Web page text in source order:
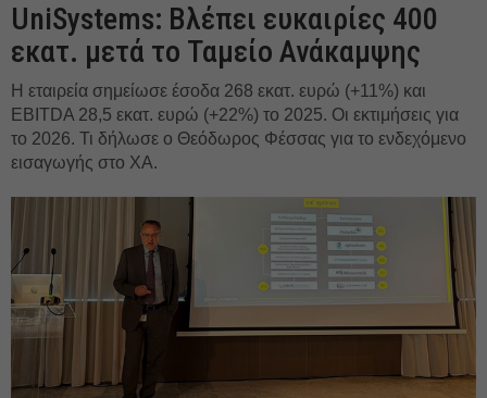
UniSystems: Βλέπει ευκαιρίες 400
εκατ. μετά το Ταμείο Ανάκαμψης
Η εταιρεία σημείωσε έσοδα 268 εκατ. ευρώ (+11%) και
EBITDA 28,5 εκατ. ευρώ (+22%) το 2025. Οι εκτιμήσεις για
το 2026. Τι δήλωσε ο Θεόδωρος Φέσσας για το ενδεχόμενο
εισαγωγής στο ΧΑ.